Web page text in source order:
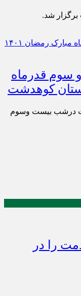
شد.
سوم قدرماه
درشب بیست وسوم
را در